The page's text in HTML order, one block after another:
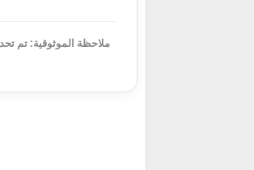
ملاحظة الموثوقية: